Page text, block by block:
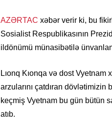
AZƏRTAC xəbər verir ki, bu
Sosialist Respublikasının
ildönümü münasibətilə
Lıonq Kıonqa və dost Vyetnam
arzularını çatdıran
keçmiş Vyetnam bu gün bütün
atıb.